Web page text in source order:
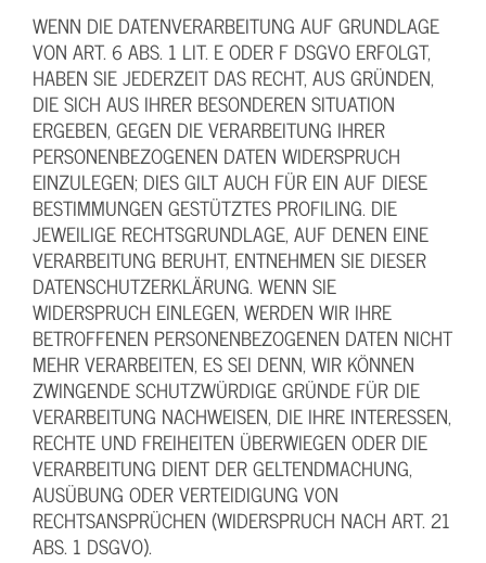
WENN DIE DATENVERARBEITUNG AUF GRUNDLAGE
VON ART. 6 ABS. 1 LIT. E ODER F DSGVO ERFOLGT,
HABEN SIE JEDERZEIT DAS RECHT, AUS GRÜNDEN,
DIE SICH AUS IHRER BESONDEREN SITUATION
ERGEBEN, GEGEN DIE VERARBEITUNG IHRER
PERSONENBEZOGENEN DATEN WIDERSPRUCH
EINZULEGEN; DIES GILT AUCH FÜR EIN AUF DIESE
BESTIMMUNGEN GESTÜTZTES PROFILING. DIE
JEWEILIGE RECHTSGRUNDLAGE, AUF DENEN EINE
VERARBEITUNG BERUHT, ENTNEHMEN SIE DIESER
DATENSCHUTZERKLÄRUNG. WENN SIE
WIDERSPRUCH EINLEGEN, WERDEN WIR IHRE
BETROFFENEN PERSONENBEZOGENEN DATEN NICHT
MEHR VERARBEITEN, ES SEI DENN, WIR KÖNNEN
ZWINGENDE SCHUTZWÜRDIGE GRÜNDE FÜR DIE
VERARBEITUNG NACHWEISEN, DIE IHRE INTERESSEN,
RECHTE UND FREIHEITEN ÜBERWIEGEN ODER DIE
VERARBEITUNG DIENT DER GELTENDMACHUNG,
AUSÜBUNG ODER VERTEIDIGUNG VON
RECHTSANSPRÜCHEN (WIDERSPRUCH NACH ART. 21
ABS. 1 DSGVO).